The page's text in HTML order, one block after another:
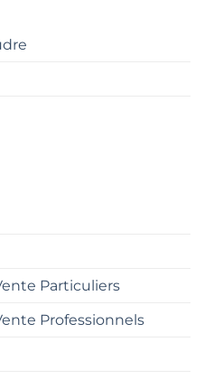
Particuliers
Professionnels